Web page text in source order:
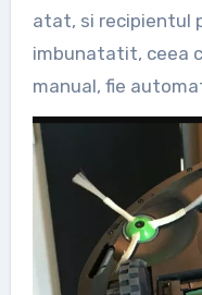
atat, si recipientul
imbunatatit, ceea
manual, fie